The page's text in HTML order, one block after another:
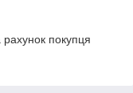
покупця